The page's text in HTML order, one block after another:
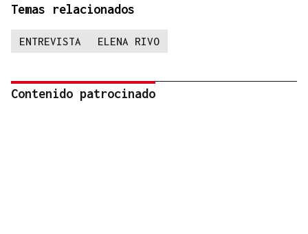
Temas relacionados
ENTREVISTA ELENA RIVO
Contenido patrocinado